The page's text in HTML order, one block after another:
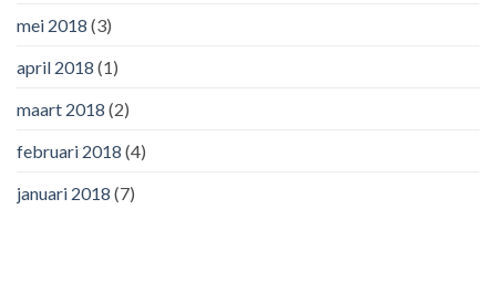
mei 2018 (3)
april 2018 (1)
maart 2018 (2)
februari 2018 (4)
januari 2018 (7)